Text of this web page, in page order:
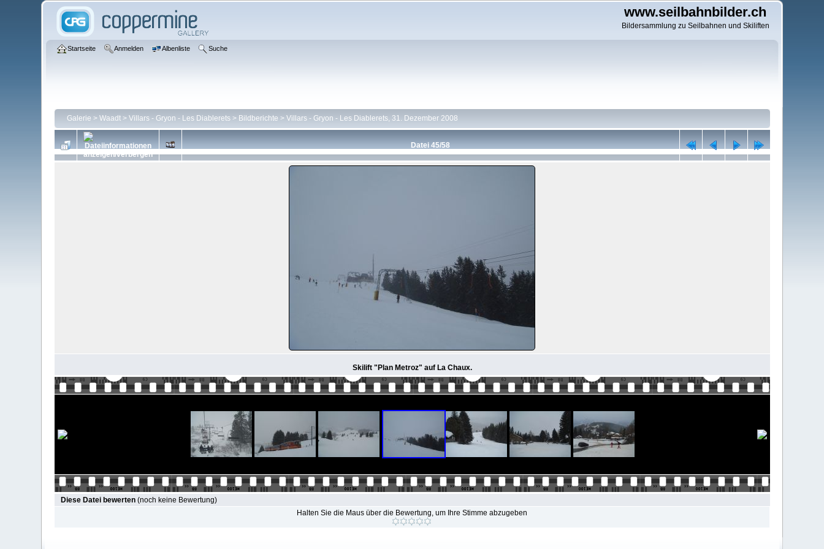
www.seilbahnbilder.ch
Bildersammlung zu Seilbahnen und Skiliften
Startseite Anmelden Albenliste Suche
Galerie > Waadt> Villars - Gryon - Les Diablerets> Bildberichte > Villars - Gryon - Les Diablerets, 31. Dezember 2008
Datei 45/58
Skilift "Plan Metroz" auf La Chaux.
Diese Datei bewerten(noch keine Bewertung)
Halten Sie die Maus über die Bewertung, um Ihre Stimme abzugeben